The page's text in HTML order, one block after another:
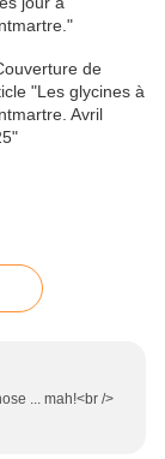
... mah!<br />